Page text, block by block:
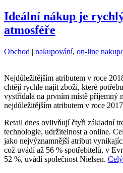
Ideální nákup je
atmosféře
Kategorie:
Obchod | Štítky:
nakupování, on-line
Nejdůležitějším atributem v roce
chtějí rychle najít zboží, které
vystřídala na prvním místě příjemný
nejdůležitějším atributem v roce
Retail dnes ovlivňují čtyři základní
technologie, udržitelnost a online.
jako nejvýznamnější atribut
což uvádí až 56 % spotřebitelů, v
52 %, uvádí společnost Nielsen.